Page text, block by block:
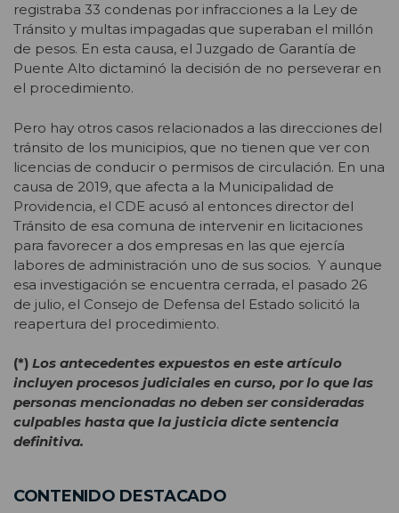
registraba 33 condenas por infracciones a la Ley de
Tránsito y multas impagadas que superaban el millón
de pesos. En esta causa, el Juzgado de Garantía de
Puente Alto dictaminó la decisión de no perseverar en
el procedimiento.
Pero hay otros casos relacionados a las direcciones del
tránsito de los municipios, que no tienen que ver con
licencias de conducir o permisos de circulación. En una
causa de 2019, que afecta a la Municipalidad de
Providencia, el CDE acusó al entonces director del
Tránsito de esa comuna de intervenir en licitaciones
para favorecer a dos empresas en las que ejercía
labores de administración uno de sus socios. Y aunque
esa investigación se encuentra cerrada, el pasado 26
de julio, el Consejo de Defensa del Estado solicitó la
reapertura del procedimiento.
(*) Los antecedentes expuestos en este artículo
incluyen procesos judiciales en curso, por lo que las
personas mencionadas no deben ser consideradas
culpables hasta que la justicia dicte sentencia
definitiva.
CONTENIDO DESTACADO